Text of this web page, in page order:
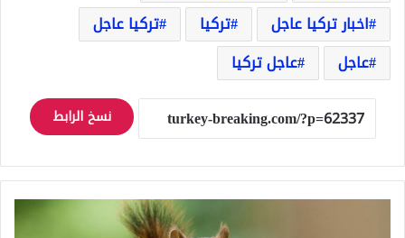
اخبار تركيا عاجل
تركيا
تركيا عاجل
عاجل
عاجل تركيا
نسخ الرابط